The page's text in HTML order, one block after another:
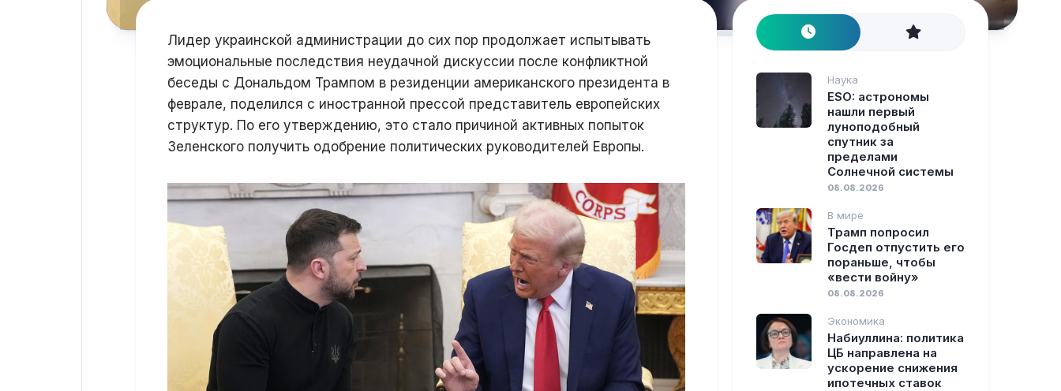
Лидер украинской администрации до сих пор продолжает испытывать
эмоциональные последствия неудачной дискуссии после конфликтной
беседы с Дональдом Трампом в резиденции американского президента в
феврале, поделился с иностранной прессой представитель европейских
структур. По его утверждению, это стало причиной активных попыток
Зеленского получить одобрение политических руководителей Европы.
Наука
ESO: астрономы
нашли первый
луноподобный
спутник за
пределами
Солнечной системы
08.08.2026
В мире
Трамп попросил
Госдеп отпустить его
пораньше, чтобы
«вести войну»
08.08.2026
Экономика
Набиуллина: политика
ЦБ направлена на
ускорение снижения
ипотечных ставок